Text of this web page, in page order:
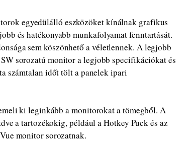
egyedülálló eszközöket kínálnak grafikus
és hatékonyabb munkafolyamat fenntartását.
sem köszönhető a véletlennek. A legjobb
sorozatú monitor a legjobb specifikációkat és
számtalan időt tölt a panelek ipari
ki leginkább a monitorokat a tömegből. A
a tartozékokig, például a Hotkey Puck és az
monitor sorozatnak.